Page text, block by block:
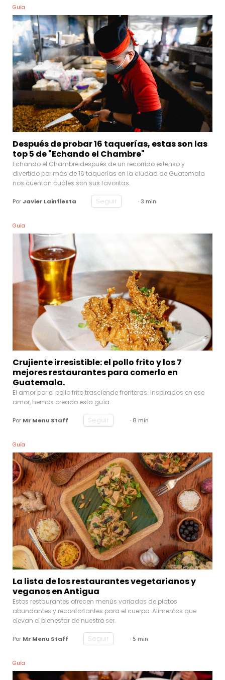
Guía
Después de probar 16 taquerías, estas son las
top 5 de "Echando el Chambre"
Echando el Chambre después de un recorrido extenso y
divertido por más de 16 taquerías en la ciudad de Guatemala
nos cuentan cuáles son sus favoritas.
PorJavier Lainfiesta Seguir · 3 min
Guía
Crujiente irresistible: el pollo frito y los 7
mejores restaurantes para comerlo en
Guatemala.
El amor por el pollo frito trasciende fronteras. Inspirados en ese
amor, hemos creado esta guía.
Por Mr Menu Staff Seguir · 8 min
Guía
La lista de los restaurantes vegetarianos y
veganos en Antigua
Estos restaurantes ofrecen menús variados de platos
abundantes y reconfortantes para el cuerpo. Alimentos que
elevan el bienestar de nuestro ser.
Por Mr Menu Staff Seguir · 5 min
Guía